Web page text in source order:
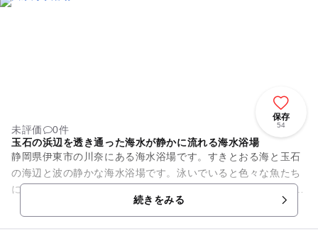
保存
54
未評価
0件
玉石の浜辺を透き通った海水が静かに流れる海水浴場
静岡県伊東市の川奈にある海水浴場です。すきとおる海と玉石
の海辺と波の静かな海水浴場です。泳いでいると色々な魚たち
に出会うこともできます。 玉石の上を透明度が高く、透き通っ
続きをみる